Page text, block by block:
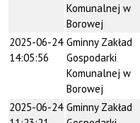
Komunalnej w
Borowej
2025-06-24
14:05:56
Gminny Zakład
Gospodarki
Komunalnej w
Borowej
2025-06-24 Gminny Zakład